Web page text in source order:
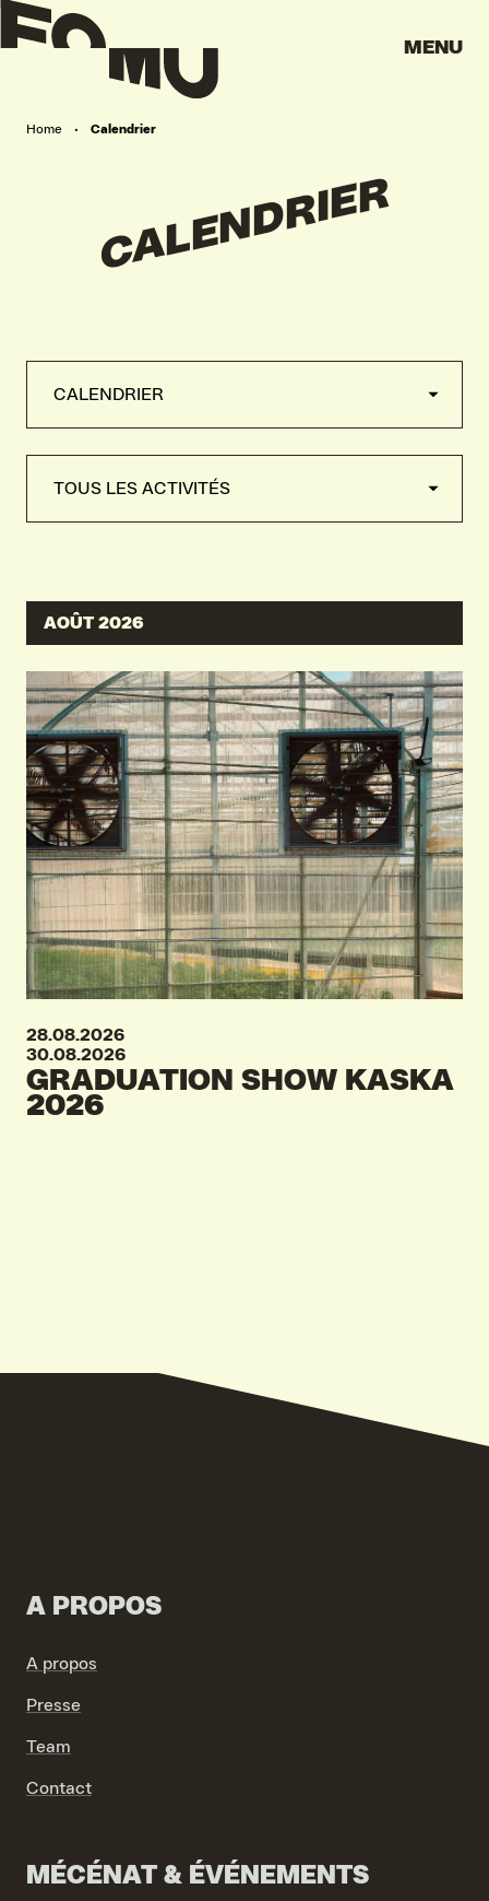
MENU
Home • Calendrier
CALENDRIER
CALENDRIER
GROUPES & ÉCOLES
TOUS LES ACTIVITÉS
AOÛT 2026
28.08.2026
30.08.2026
GRADUATION SHOW KASKA
2026
A PROPOS
A propos
Presse
Team
Contact
MÉCÉNAT & ÉVÉNEMENTS